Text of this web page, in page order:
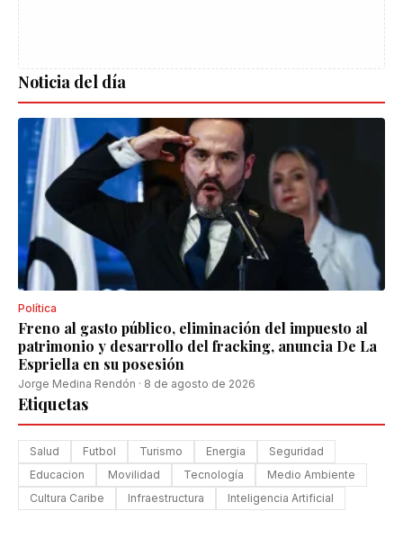
Noticia del día
Política
Freno al gasto público, eliminación del impuesto al
patrimonio y desarrollo del fracking, anuncia De La
Espriella en su posesión
Jorge Medina Rendón · 8 de agosto de 2026
Etiquetas
Salud Futbol Turismo Energia
Seguridad
Educacion
Movilidad Tecnología
Medio Ambiente
Cultura Caribe
Infraestructura Inteligencia Artificial